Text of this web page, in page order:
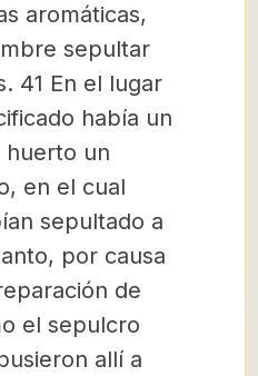
aromáticas,
sepultar
41 En el lugar
había un
huerto un
en el cual
sepultado a
por causa
de
el sepulcro
allí a